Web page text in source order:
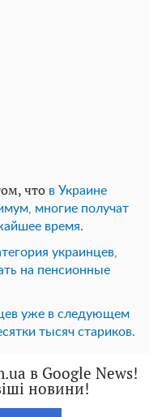
что в Украине
многие получат
время.
украинцев,
на пенсионные
уже в следующем
тысяч стариков.
в Google News!
новини!